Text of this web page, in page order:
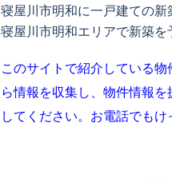
寝屋川市明和に一戸建ての新
寝屋川市明和エリアで新築を
このサイトで紹介している物
ら情報を収集し、物件情報
してください。お電話でもけ